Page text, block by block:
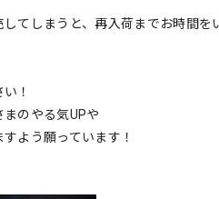
てしまうと、再入荷までお時間
！
のやる気UPや
よう願っています！